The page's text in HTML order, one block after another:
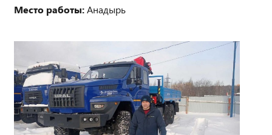
Место работы:Анадырь